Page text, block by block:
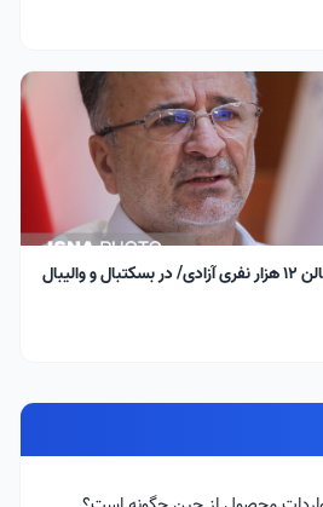
سالن ۱۸ هزار نفری به جای سالن ۱۲ هزار نفری آزادی/ در بسکتبال و والیبال